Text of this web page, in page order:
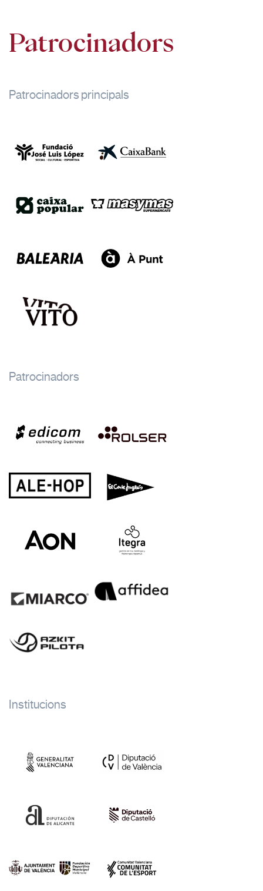
Patrocinadors
Patrocinadors principals
Patrocinadors
Institucions